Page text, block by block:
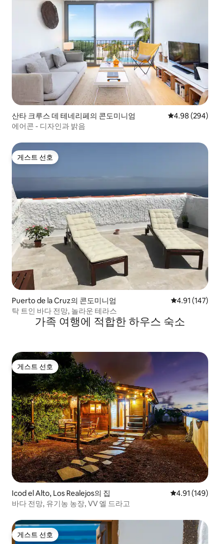
산타 크루스 데 테네리페의 콘도미니엄 평점 4.98점(5
4.98 (294)
에어콘 - 디자인과 밝음
게스트 선호
게스트 선호
Puerto de la Cruz의 콘도미니엄 평점 4.91점(5
4.91 (147)
탁 트인 바다 전망, 놀라운 테라스
가족 여행에 적합한 하우스 숙소
게스트 선호
게스트 선호
Icod el Alto, Los Realejos의 집 평점 4.91점(5
4.91 (149)
바다 전망, 유기농 농장, VV 엘 드라고
게스트 선호
게스트 선호